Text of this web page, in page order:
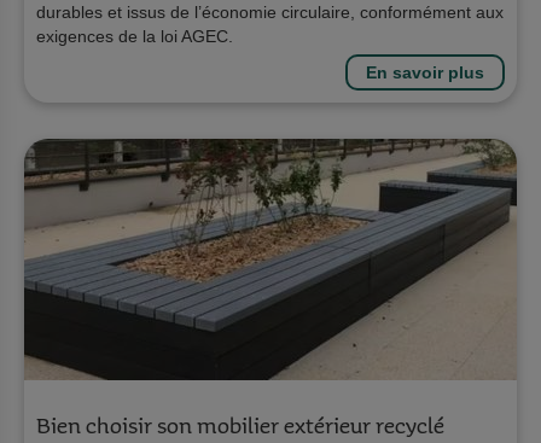
durables et issus de l’économie circulaire, conformément aux
exigences de la loi AGEC.
En savoir plus
Bien choisir son mobilier extérieur recyclé